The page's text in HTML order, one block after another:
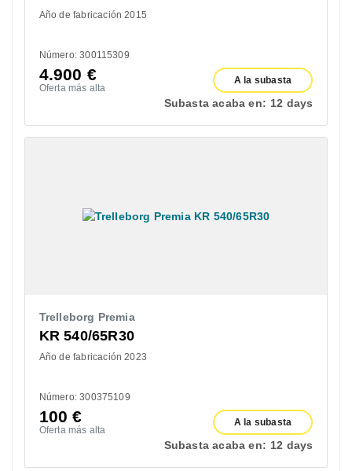
Año de fabricación 2015
Número: 300115309
4.900 €
Oferta más alta
A la subasta
Subasta acaba en: 12 days
Trelleborg Premia
KR 540/65R30
Año de fabricación 2023
Número: 300375109
100€
Oferta más alta
A la subasta
Subasta acaba en: 12 days